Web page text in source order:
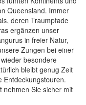
Queensland. Immer
deren Traumpfade
ergänzen unser
in freier Natur,
Zungen bei einer
besondere
bleibt genug Zeit
Entdeckungstouren.
nehmen Sie sicher mit